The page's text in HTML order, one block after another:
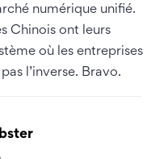
numérique unifié.
Chinois ont leurs
où les entreprises
l’inverse. Bravo.